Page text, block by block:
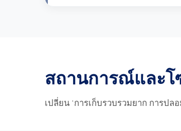
สถานการณ์และโ
เปลี่ยน 'การเก็บรวบรวมยาก การป